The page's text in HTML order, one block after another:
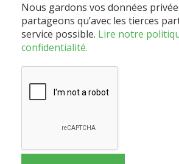
Nous gardons vos données
partageons qu’avec les tierces
service possible. Lire notre
confidentialité.